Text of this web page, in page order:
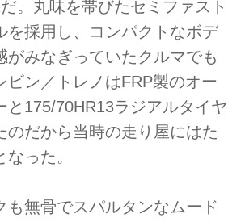
。丸味を帯びたセミファスト
を採用し、コンパクトなボデ
がみなぎっていたクルマでも
ビン／トレノはFRP製のオー
と175/70HR13ラジアルタイヤ
のだから当時の走り屋にはた
った。
も無骨でスパルタンなムード